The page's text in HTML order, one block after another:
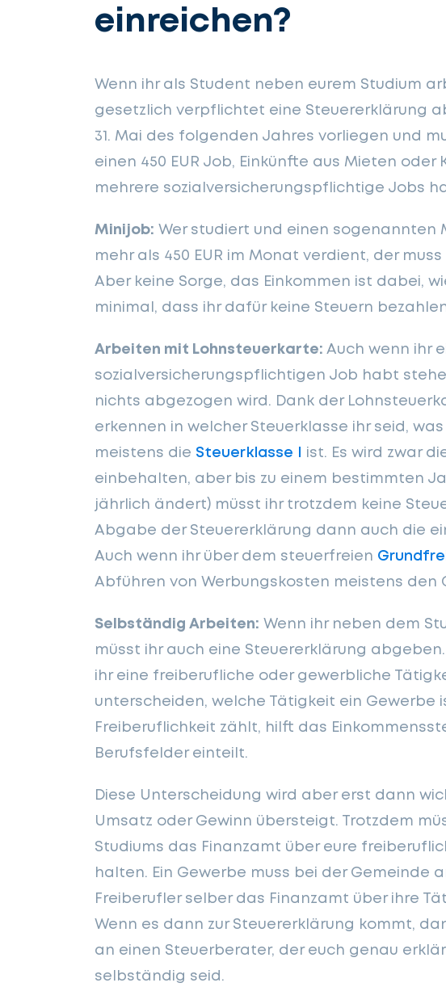
einreichen?
Wenn ihr als Student neben eurem Studium
gesetzlich verpflichtet eine Steuererklärung
31. Mai des folgenden Jahres vorliegen und
einen 450 EUR Job, Einkünfte aus Mieten
mehrere sozialversicherungspflichtige Jobs
Minijob: Wer studiert und einen sogenannten
mehr als 450 EUR im Monat verdient, der
Aber keine Sorge, das Einkommen ist dabei,
minimal, dass ihr dafür keine Steuern
Arbeiten mit Lohnsteuerkarte: Auch wenn ihr
sozialversicherungspflichtigen Job habt
nichts abgezogen wird. Dank der
erkennen in welcher Steuerklasse ihr seid,
meistens die Steuerklasse I
ist. Es wird zwar
einbehalten, aber bis zu einem bestimmten
jährlich ändert) müsst ihr trotzdem keine
Abgabe der Steuererklärung dann auch die
Auch wenn ihr über dem steuerfreien
Abführen von Werbungskosten meistens den
Selbständig Arbeiten: Wenn ihr neben dem
müsst ihr auch eine Steuererklärung
ihr eine freiberufliche oder gewerbliche
unterscheiden, welche Tätigkeit ein Gewerbe
Freiberuflichkeit zählt, hilft das
Berufsfelder einteilt.
Diese Unterscheidung wird aber erst dann
Umsatz oder Gewinn übersteigt. Trotzdem
Studiums das Finanzamt über eure
halten. Ein Gewerbe muss bei der Gemeinde
Freiberufler selber das Finanzamt über ihre
Wenn es dann zur Steuererklärung kommt,
an einen Steuerberater, der euch genau
selbständig seid.